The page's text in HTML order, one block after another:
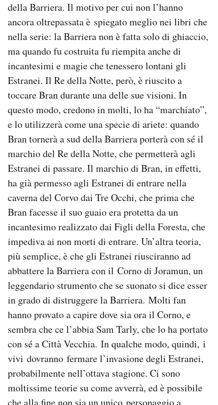
della Barriera. Il motivo per cui non l’hanno
ancora oltrepassata è spiegato meglio nei libri che
nella serie: la Barriera non è fatta solo di ghiaccio,
ma quando fu costruita fu riempita anche di
incantesimi e magie che tenessero lontani gli
Estranei. Il Re della Notte, però, è riuscito a
toccare Bran durante una delle sue visioni. In
questo modo, credono in molti, lo ha “marchiato”,
e lo utilizzerà come una specie di ariete: quando
Bran tornerà a sud della Barriera porterà con sé il
marchio del Re della Notte, che permetterà agli
Estranei di passare. Il marchio di Bran, in effetti,
ha già permesso agli Estranei di entrare nella
caverna del Corvo dai Tre Occhi, che prima che
Bran facesse il suo guaio era protetta da un
incantesimo realizzato dai Figli della Foresta, che
impediva ai non morti di entrare. Un’altra teoria,
più semplice, è che gli Estranei riusciranno ad
abbattere la Barriera con il Corno di Joramun, un
leggendario strumento che se suonato si dice esser
in grado di distruggere la Barriera. Molti fan
hanno provato a capire dove sia ora il Corno, e
sembra che ce l’abbia Sam Tarly, che lo ha portato
con sé a Città Vecchia. In qualche modo, quindi, i
vivi dovranno fermare l’invasione degli Estranei,
probabilmente nell’ottava stagione. Ci sono
moltissime teorie su come avverrà, ed è possibile